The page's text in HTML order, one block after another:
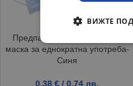
Предпазна противопрахова
маска за еднократна употреба-
Синя
0.38 € / 0.74 лв.
ВИЖТЕ